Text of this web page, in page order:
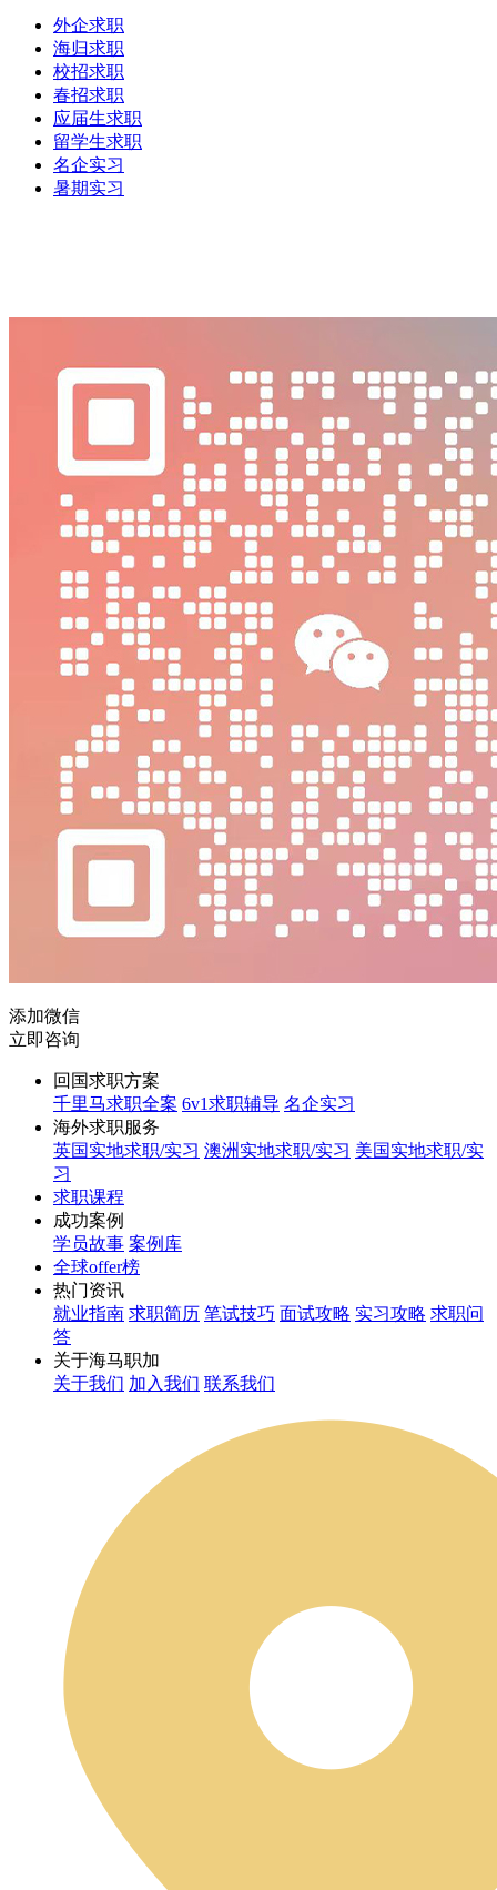
外企求职
海归求职
校招求职
春招求职
应届生求职
留学生求职
名企实习
暑期实习
添加微信
立即咨询
回国求职方案
千里马求职全案 6v1求职辅导 名企实习
海外求职服务
英国实地求职/实习 澳洲实地求职/实习 美国实地求职/实
习
求职课程
成功案例
学员故事 案例库
全球offer榜
热门资讯
就业指南 求职简历 笔试技巧 面试攻略 实习攻略 求职问
答
关于海马职加
关于我们 加入我们 联系我们